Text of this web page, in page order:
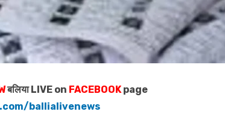
बलिया LIVE on FACEBOOK page
ballialivenews